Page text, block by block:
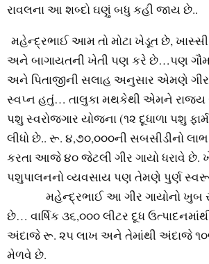
રાવલના આ શબ્દો ઘણું બધુ કહી જાય છે..
મહેન્દ્રભાઈ આમ તો મોટા ખેડૂત છે,
અને બાગાયતની ખેતી પણ કરે છે…પણ
અને પિતાજીની સલાહ અનુસાર એમણે ગીર
સ્વપ્ન હતું… તાલુકા મથકેથી એમને રાજ્ય
પશુ સ્વરોજગાર યોજના (૧૨ દૂધાળા પશુ
લીધો છે.. રૂ. ૪,૭૦,૦૦૦ની સબસીડીનો
કરતા આજે ૪૦ જેટલી ગીર ગાયો ધરાવે છે.
પશુપાલનનો વ્યવસાય પણ તેમણે પુર્ણ
મહેન્દ્રભાઈ આ ગીર ગાયોનો ખુબ
છે… વાર્ષિક ૩૬,૦૦૦ લીટર દૂધ
અંદાજે રૂ. ૨૫ લાખ અને તેમાંથી અંદાજે
મેળવે છે.